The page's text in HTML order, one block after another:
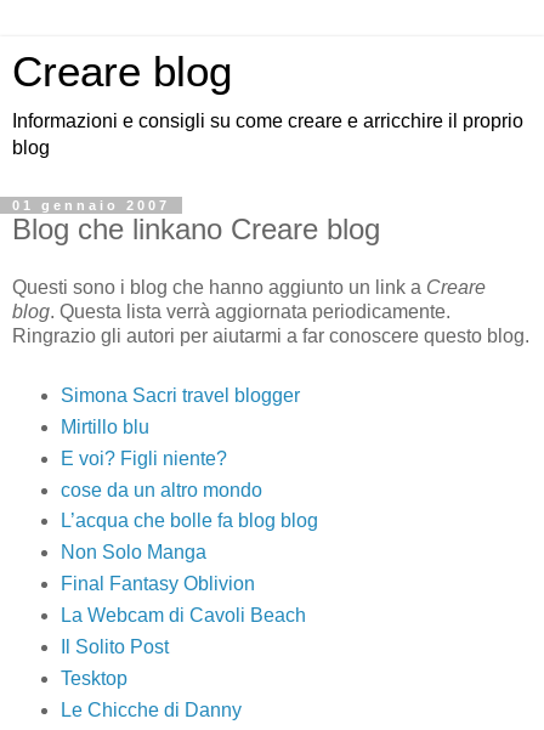
Creare blog
Informazioni e consigli su come creare e arricchire il proprio
blog
01 gennaio 2007
Blog che linkano Creare blog
Questi sono i blog che hanno aggiunto un link a Creare
blog. Questa lista verrà aggiornata periodicamente.
Ringrazio gli autori per aiutarmi a far conoscere questo blog.
Simona Sacri travel blogger
Mirtillo blu
E voi? Figli niente?
cose da un altro mondo
L’acqua che bolle fa blog blog
Non Solo Manga
Final Fantasy Oblivion
La Webcam di Cavoli Beach
Il Solito Post
Tesktop
Le Chicche di Danny